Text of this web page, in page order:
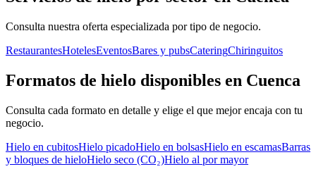
Consulta nuestra oferta especializada por tipo de negocio.
RestaurantesHotelesEventosBares y pubsCateringChiringuitos
Formatos de hielo disponibles en Cuenca
Consulta cada formato en detalle y elige el que mejor encaja con tu
negocio.
Hielo en cubitosHielo picadoHielo en bolsasHielo en escamasBarras
y bloques de hieloHielo seco (CO₂)Hielo al por mayor